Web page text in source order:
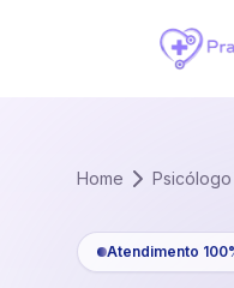
Home Psicólogo
Atendimento